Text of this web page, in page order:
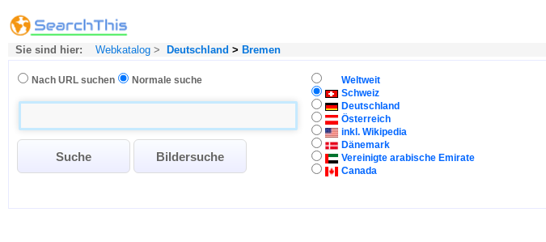
Sie sind hier: Webkatalog > Deutschland > Bremen
Nach URL suchen Normale suche
Weltweit
Schweiz
Deutschland
Österreich
inkl. Wikipedia
Dänemark
Vereinigte arabische Emirate
Canada